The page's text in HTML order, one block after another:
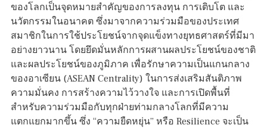
ของโลกเป็นจุดหมายสำคัญของการลงทุน การเติบโต และ
นวัตกรรมในอนาคต ซึ่งมาจากความร่วมมือของประเทศ
สมาชิกในการใช้ประโยชน์จากจุดแข็งทางยุทธศาสตร์ที่มีมา
อย่างยาวนาน โดยยึดมั่นหลักการผสานผลประโยชน์ของชาติ
และผลประโยชน์ของภูมิภาค เพื่อรักษาความเป็นแกนกลาง
ของอาเซียน (ASEAN Centrality) ในการส่งเสริมสันติภาพ
ความมั่นคง การสร้างความไว้วางใจ และการเปิดพื้นที่
สำหรับความร่วมมือกับทุกฝ่ายท่ามกลางโลกที่มีความ
แตกแยกมากขึ้น ซึ่ง “ความยืดหยุ่น” หรือ Resilience จะเป็น